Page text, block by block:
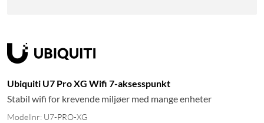
Ubiquiti U7 Pro XG Wifi 7-aksesspunkt
Stabil wifi for krevende miljøer med mange enheter
Modellnr: U7-PRO-XG